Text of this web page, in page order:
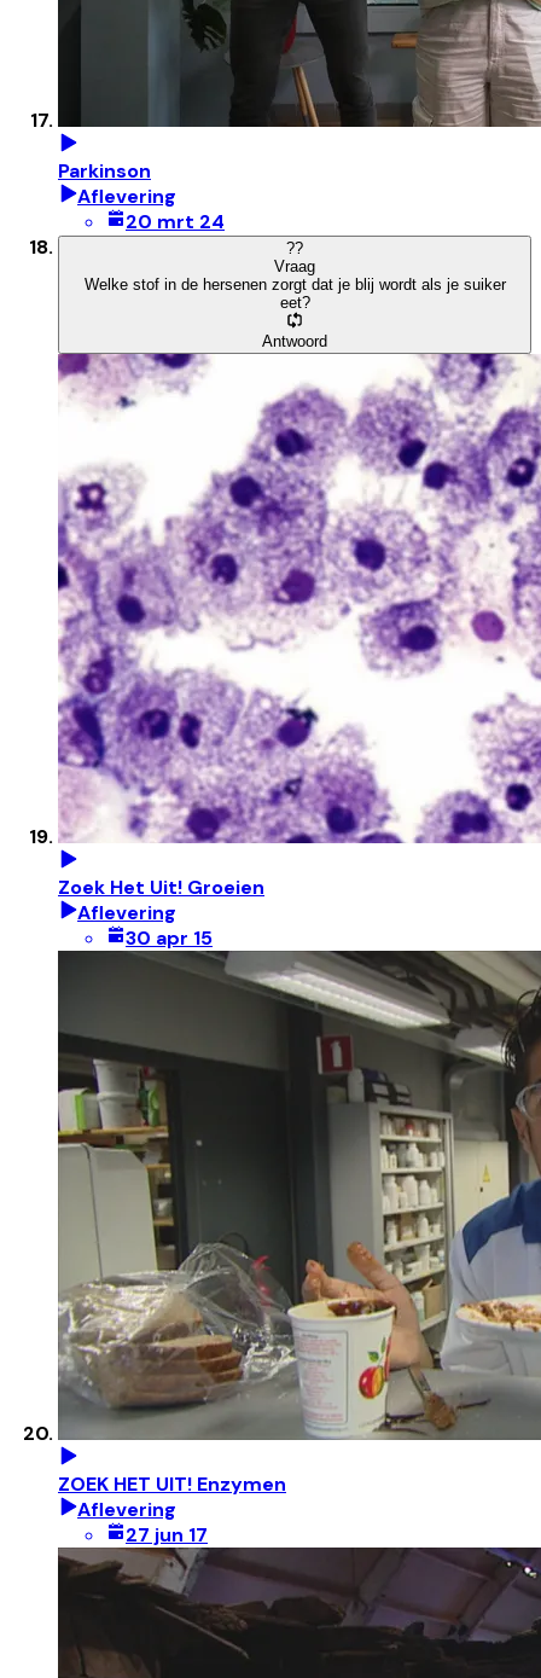
Parkinson
Aflevering
20 mrt 24
??
Vraag
Welke stof in de hersenen zorgt dat je blij wordt als je suiker
eet?
Antwoord
Zoek Het Uit! Groeien
Aflevering
30 apr 15
ZOEK HET UIT! Enzymen
Aflevering
27 jun 17